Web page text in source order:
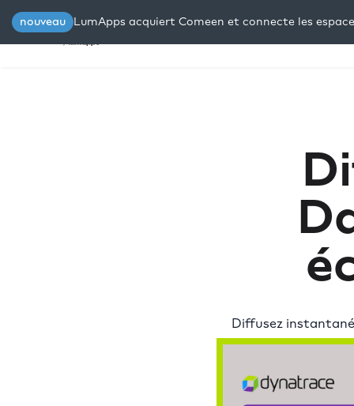
nouveau LumApps acquiert Comeen et connecte les
Diffusez